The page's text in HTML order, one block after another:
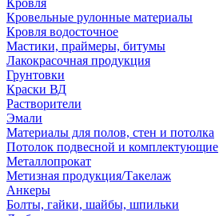
Кровля
Кровельные рулонные материалы
Кровля водосточное
Мастики, праймеры, битумы
Лакокрасочная продукция
Грунтовки
Краски ВД
Растворители
Эмали
Материалы для полов, стен и потолка
Потолок подвесной и комплектующие
Металлопрокат
Метизная продукция/Такелаж
Анкеры
Болты, гайки, шайбы, шпильки